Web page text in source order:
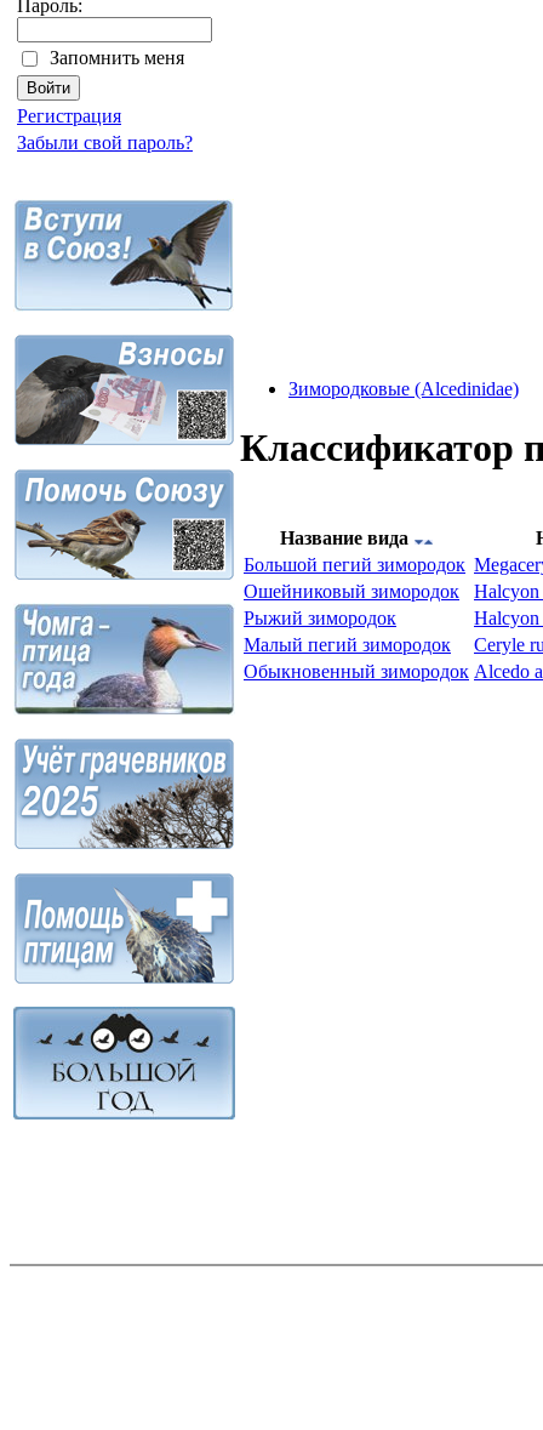
Пароль:
Запомнить меня
Регистрация
Забыли свой пароль?
Зимородковые (Alcedinidae)
Классификатор
Название вида
Большой пегий зимородок
Ошейниковый зимородок
Halcyon
Рыжий зимородок
Halcyon
Малый пегий зимородок
Ceryle
Обыкновенный зимородок Alcedo